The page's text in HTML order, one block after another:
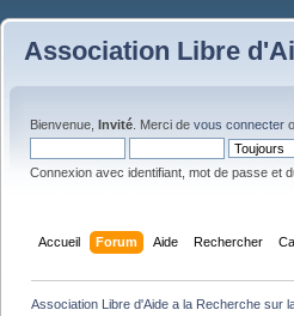
Association Libre
Bienvenue, Invité . Merci de vous connecter
Connexion avec identifiant, mot de passe et
Accueil Forum Aide Rechercher
Association Libre d'Aide a la Recherche sur